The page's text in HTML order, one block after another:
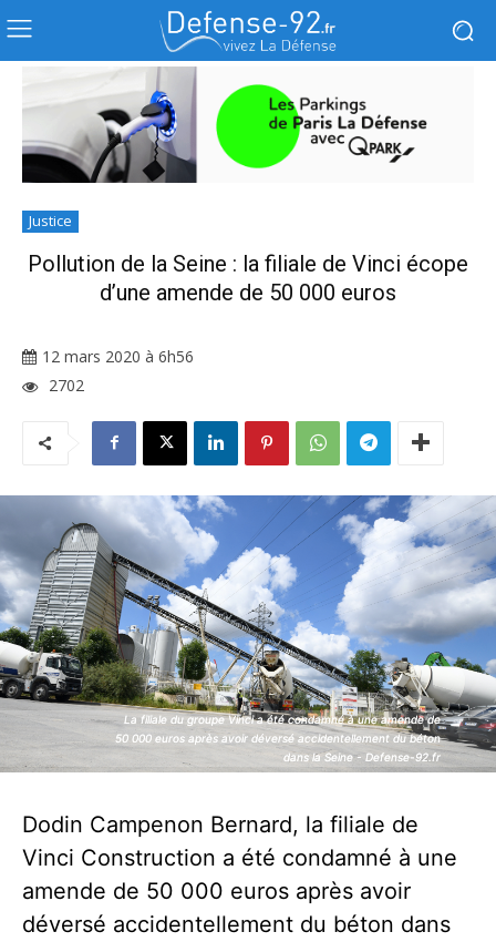
Justice
Pollution de la Seine : la filiale de Vinci écope
d’une amende de 50 000 euros
12 mars 2020 à 6h56
2702
La filiale du groupe Vinci a été condamné à une amende de
50 000 euros après avoir déversé accidentellement du béton
dans la Seine - Defense-92.fr
La filiale du groupe Vinci a été condamné à une amende de
50 000 euros après avoir déversé accidentellement du béton
dans la Seine - Defense-92.fr
Dodin Campenon Bernard, la filiale de
Vinci Construction a été condamné à une
amende de 50 000 euros après avoir
déversé accidentellement du béton dans